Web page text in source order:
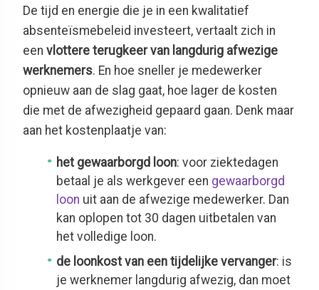
De tijd en energie die je in een kwalitatief
absenteïsmebeleid investeert, vertaalt zich in
een vlottere terugkeer van langdurig afwezige
werknemers. En hoe sneller je medewerker
opnieuw aan de slag gaat, hoe lager de kosten
die met de afwezigheid gepaard gaan. Denk maar
aan het kostenplaatje van:
het gewaarborgd loon: voor ziektedagen
betaal je als werkgever een gewaarborgd
loon uit aan de afwezige medewerker. Dan
kan oplopen tot 30 dagen uitbetalen van
het volledige loon.
de loonkost van een tijdelijke vervanger: is
je werknemer langdurig afwezig, dan moet